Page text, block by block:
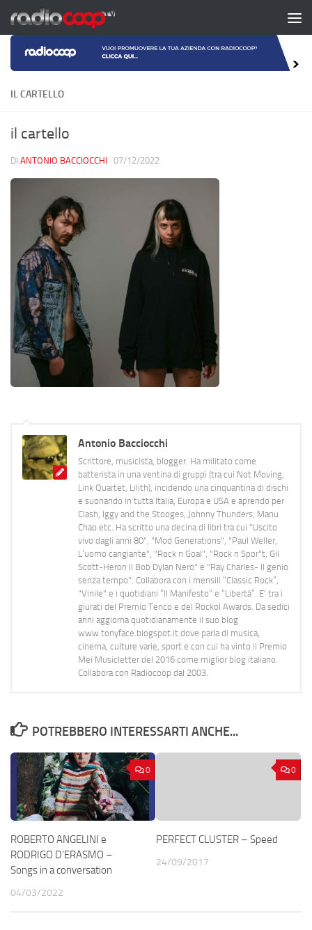
Salta al contenuto
IL CARTELLO
il cartello
DI ANTONIO BACCIOCCHI · 07/12/2022
Antonio Bacciocchi
Scrittore, musicista, blogger. Ha militato come
batterista in una ventina di gruppi (tra cui Not Moving,
Link Quartet, Lilith), incidendo una cinquantina di dischi
e suonando in tutta Italia, Europa e USA e aprendo per
Clash, Iggy and the Stooges, Johnny Thunders, Manu
Chao etc. Ha scritto una decina di libri tra cui "Uscito
vivo dagli anni 80", "Mod Generations", "Paul Weller,
L’uomo cangiante", "Rock n Goal", "Rock n Spor"t, Gil
Scott-Heron Il Bob Dylan Nero" e "Ray Charles- Il genio
senza tempo". Collabora con i mensili “Classic Rock”,
"Vinile" e i quotidiani “Il Manifesto” e “Libertà”. E' tra i
giurati del Premio Tenco e del Rockol Awards. Da sedici
anni aggiorna quotidianamente il suo blog
www.tonyface.blogspot.it dove parla di musica,
cinema, culture varie, sport e con cui ha vinto il Premio
Mei Musicletter del 2016 come miglior blog italiano.
Collabora con Radiocoop dal 2003.
POTREBBERO INTERESSARTI ANCHE...
0
ROBERTO ANGELINI e
RODRIGO D’ERASMO –
Songs in a conversation
04/03/2022
0
PERFECT CLUSTER – Speed
24/09/2017